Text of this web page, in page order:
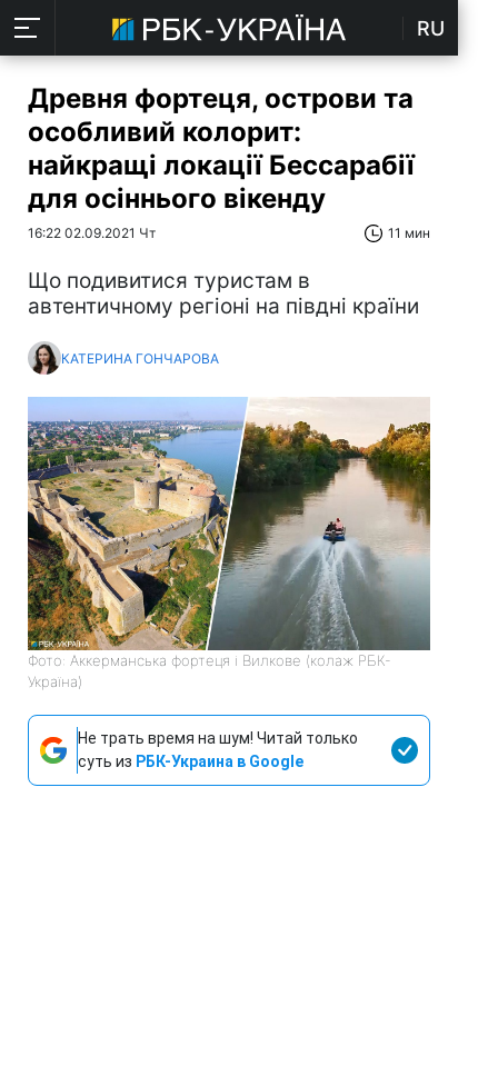
RU
Древня фортеця, острови та
особливий колорит:
найкращі локації Бессарабії
для осіннього вікенду
16:22 02.09.2021 Чт 11 мин
Що подивитися туристам в
автентичному регіоні на півдні країни
КАТЕРИНА ГОНЧАРОВА
Фото: Аккерманська фортеця і Вилкове (колаж РБК-
Україна)
Не трать время на шум! Читай только
суть из РБК-Украина в Google